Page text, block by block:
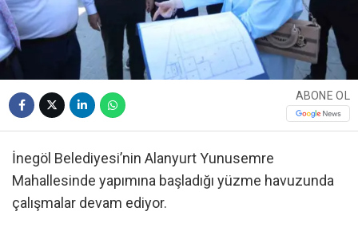
ABONE OL
İnegöl Belediyesi’nin Alanyurt Yunusemre
Mahallesinde yapımına başladığı yüzme havuzunda
çalışmalar devam ediyor.